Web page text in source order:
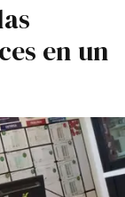
en un